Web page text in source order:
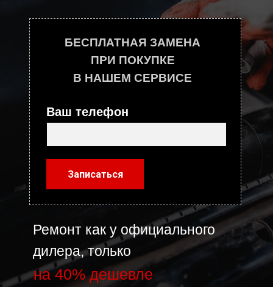
Ремонт как у официального
дилера, только
на 40% дешевле
Ваш телефон
Записаться
БЕСПЛАТНАЯ ЗАМЕНА
ПРИ ПОКУПКЕ
В НАШЕМ СЕРВИСЕ